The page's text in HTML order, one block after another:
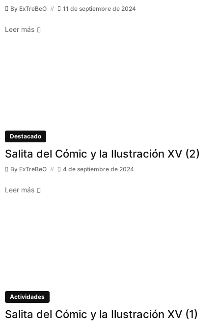
By ExTreBeO 11 de septiembre de 2024
Leer más
Destacado
Salita del Cómic y la Ilustración XV (2)
By ExTreBeO 4 de septiembre de 2024
Leer más
Actividades
Salita del Cómic y la Ilustración XV (1)